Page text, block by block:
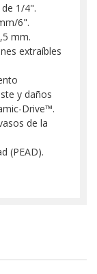
1/4".
6".
mm.
extraíbles
y daños
Drive™.
de la
(PEAD).